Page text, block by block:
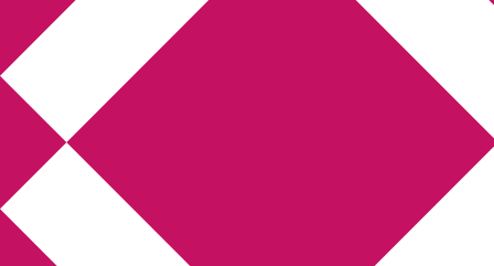
Annikas litteratur-
och kulturblogg